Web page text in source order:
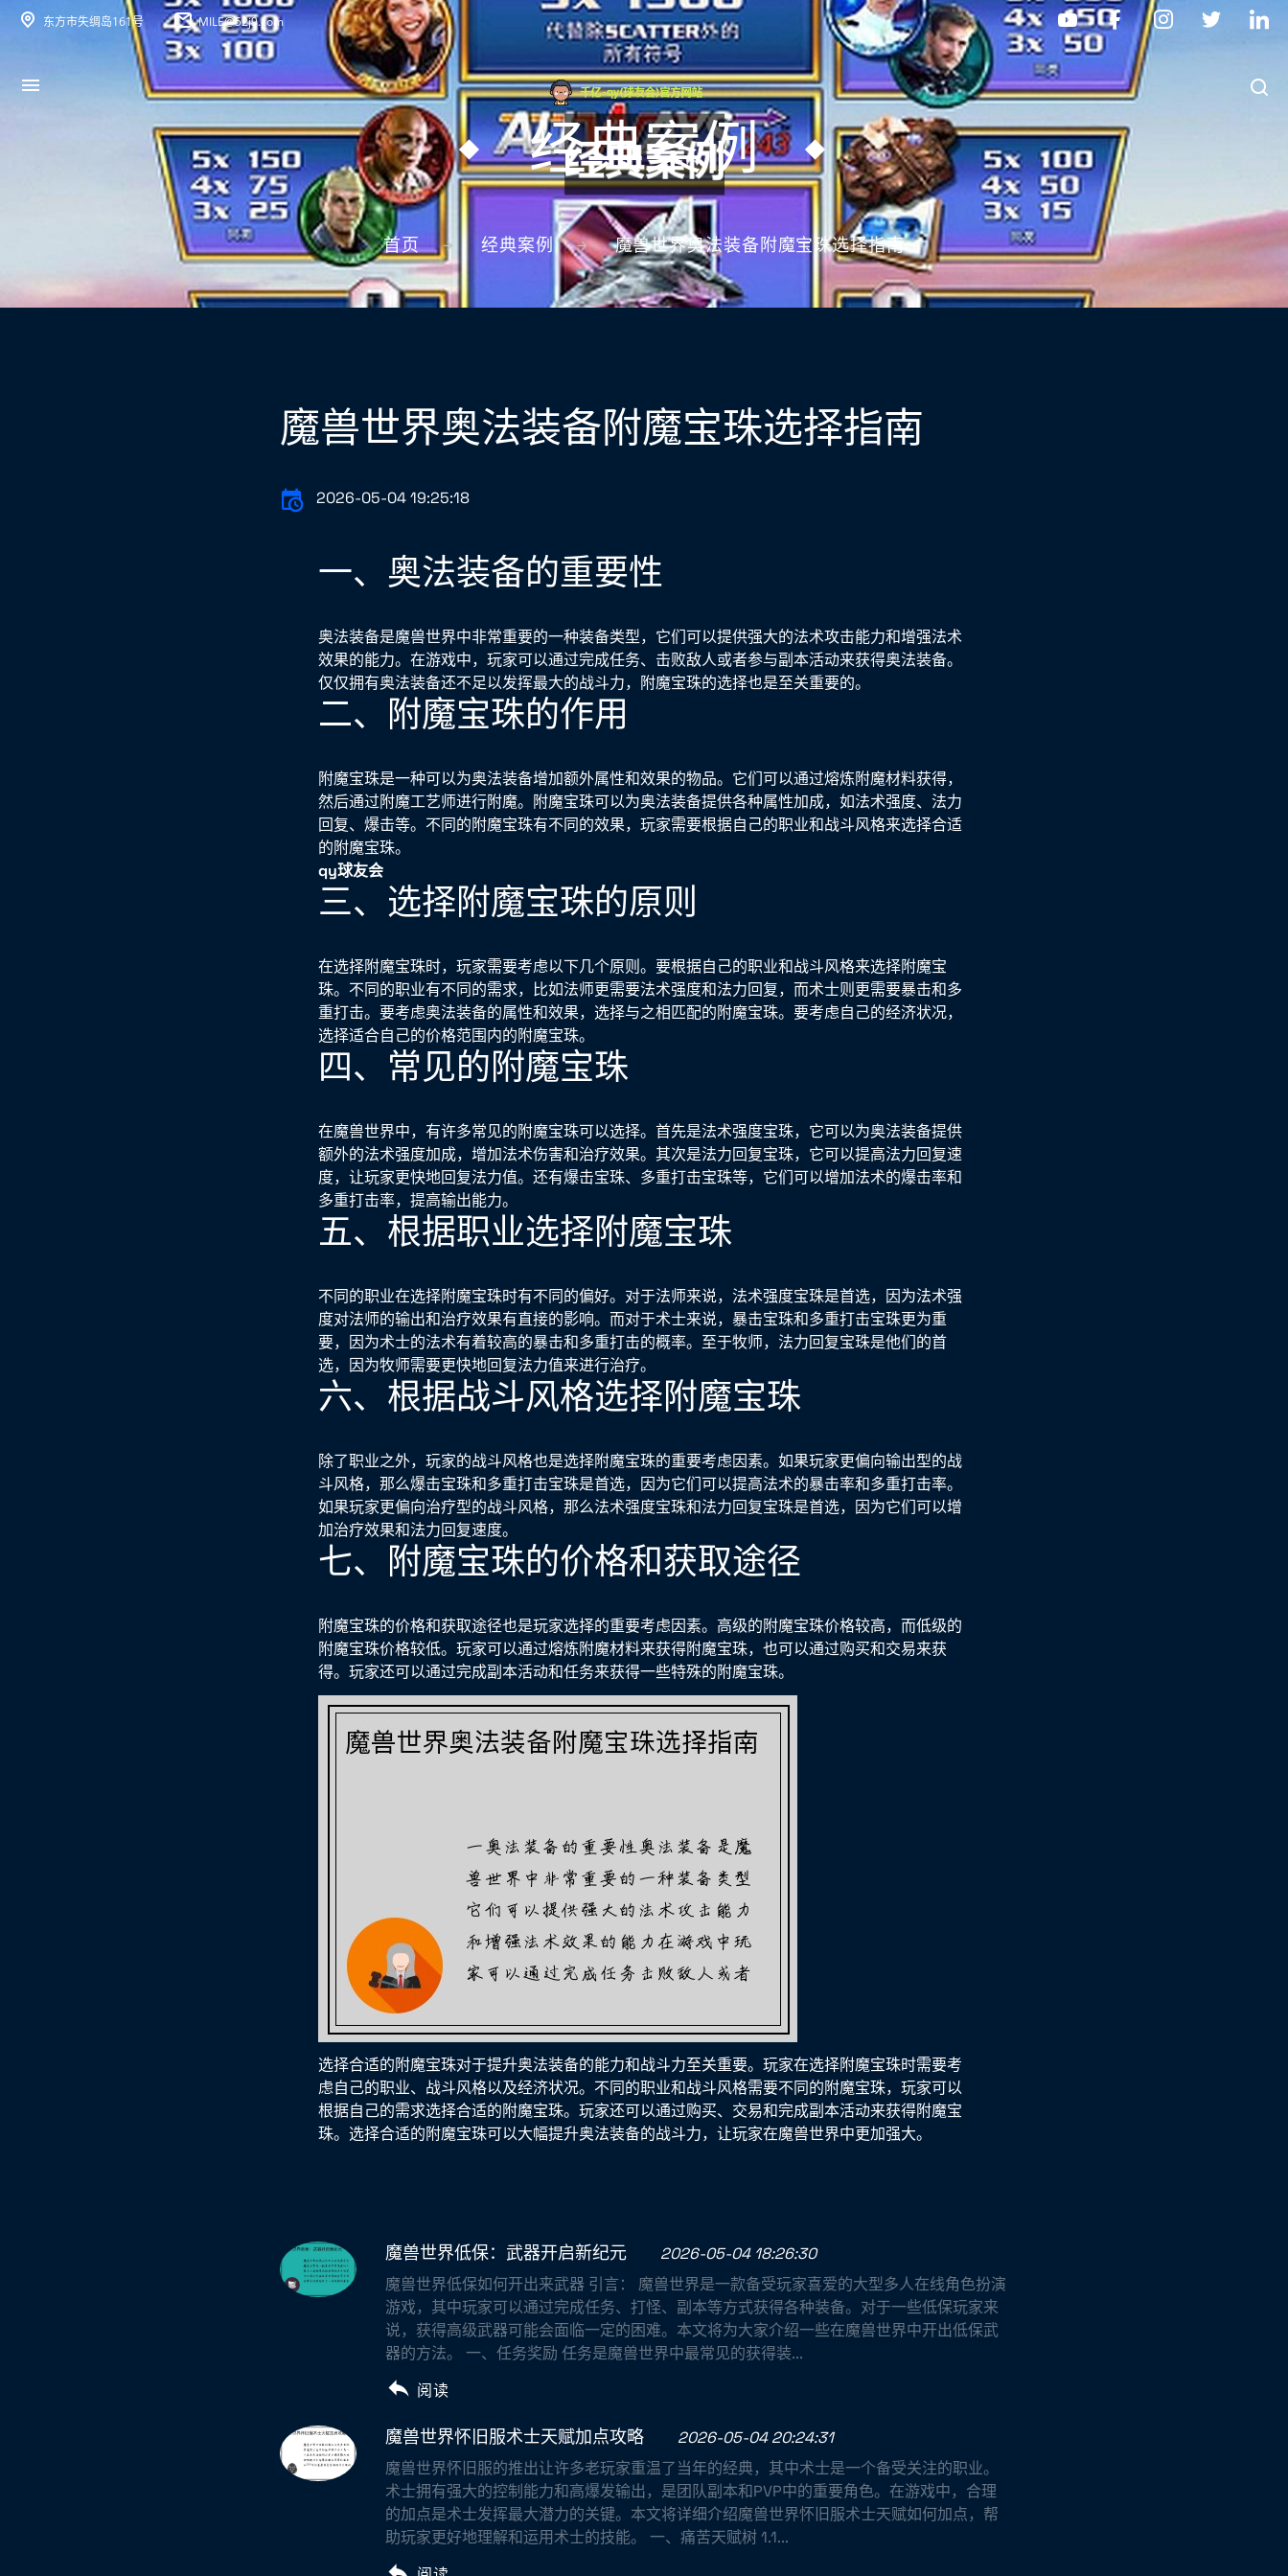
东方市失绸岛161号 MILE@52j9.com
经典案例
首页 经典案例 魔兽世界奥法装备附魔宝珠选择指南
魔兽世界奥法装备附魔宝珠选择指南
2026-05-04 19:25:18
一、奥法装备的重要性
奥法装备是魔兽世界中非常重要的一种装备类型，它们可以提供强大的法术攻击能力和增强法术
效果的能力。在游戏中，玩家可以通过完成任务、击败敌人或者参与副本活动来获得奥法装备。
仅仅拥有奥法装备还不足以发挥最大的战斗力，附魔宝珠的选择也是至关重要的。
二、附魔宝珠的作用
附魔宝珠是一种可以为奥法装备增加额外属性和效果的物品。它们可以通过熔炼附魔材料获得，
然后通过附魔工艺师进行附魔。附魔宝珠可以为奥法装备提供各种属性加成，如法术强度、法力
回复、爆击等。不同的附魔宝珠有不同的效果，玩家需要根据自己的职业和战斗风格来选择合适
的附魔宝珠。
qy球友会
三、选择附魔宝珠的原则
在选择附魔宝珠时，玩家需要考虑以下几个原则。要根据自己的职业和战斗风格来选择附魔宝
珠。不同的职业有不同的需求，比如法师更需要法术强度和法力回复，而术士则更需要暴击和多
重打击。要考虑奥法装备的属性和效果，选择与之相匹配的附魔宝珠。要考虑自己的经济状况，
选择适合自己的价格范围内的附魔宝珠。
四、常见的附魔宝珠
在魔兽世界中，有许多常见的附魔宝珠可以选择。首先是法术强度宝珠，它可以为奥法装备提供
额外的法术强度加成，增加法术伤害和治疗效果。其次是法力回复宝珠，它可以提高法力回复速
度，让玩家更快地回复法力值。还有爆击宝珠、多重打击宝珠等，它们可以增加法术的爆击率和
多重打击率，提高输出能力。
五、根据职业选择附魔宝珠
不同的职业在选择附魔宝珠时有不同的偏好。对于法师来说，法术强度宝珠是首选，因为法术强
度对法师的输出和治疗效果有直接的影响。而对于术士来说，暴击宝珠和多重打击宝珠更为重
要，因为术士的法术有着较高的暴击和多重打击的概率。至于牧师，法力回复宝珠是他们的首
选，因为牧师需要更快地回复法力值来进行治疗。
六、根据战斗风格选择附魔宝珠
除了职业之外，玩家的战斗风格也是选择附魔宝珠的重要考虑因素。如果玩家更偏向输出型的战
斗风格，那么爆击宝珠和多重打击宝珠是首选，因为它们可以提高法术的暴击率和多重打击率。
如果玩家更偏向治疗型的战斗风格，那么法术强度宝珠和法力回复宝珠是首选，因为它们可以增
加治疗效果和法力回复速度。
七、附魔宝珠的价格和获取途径
附魔宝珠的价格和获取途径也是玩家选择的重要考虑因素。高级的附魔宝珠价格较高，而低级的
附魔宝珠价格较低。玩家可以通过熔炼附魔材料来获得附魔宝珠，也可以通过购买和交易来获
得。玩家还可以通过完成副本活动和任务来获得一些特殊的附魔宝珠。
选择合适的附魔宝珠对于提升奥法装备的能力和战斗力至关重要。玩家在选择附魔宝珠时需要考
虑自己的职业、战斗风格以及经济状况。不同的职业和战斗风格需要不同的附魔宝珠，玩家可以
根据自己的需求选择合适的附魔宝珠。玩家还可以通过购买、交易和完成副本活动来获得附魔宝
珠。选择合适的附魔宝珠可以大幅提升奥法装备的战斗力，让玩家在魔兽世界中更加强大。
魔兽世界低保：武器开启新纪元
2026-05-04 18:26:30
魔兽世界低保如何开出来武器 引言： 魔兽世界是一款备受玩家喜爱的大型多人在线角色扮演
游戏，其中玩家可以通过完成任务、打怪、副本等方式获得各种装备。对于一些低保玩家来
说，获得高级武器可能会面临一定的困难。本文将为大家介绍一些在魔兽世界中开出低保武
器的方法。 一、任务奖励 任务是魔兽世界中最常见的获得装...
阅读
魔兽世界怀旧服术士天赋加点攻略
2026-05-04 20:24:31
魔兽世界怀旧服的推出让许多老玩家重温了当年的经典，其中术士是一个备受关注的职业。
术士拥有强大的控制能力和高爆发输出，是团队副本和PVP中的重要角色。在游戏中，合理
的加点是术士发挥最大潜力的关键。本文将详细介绍魔兽世界怀旧服术士天赋如何加点，帮
助玩家更好地理解和运用术士的技能。 一、痛苦天赋树 1.1...